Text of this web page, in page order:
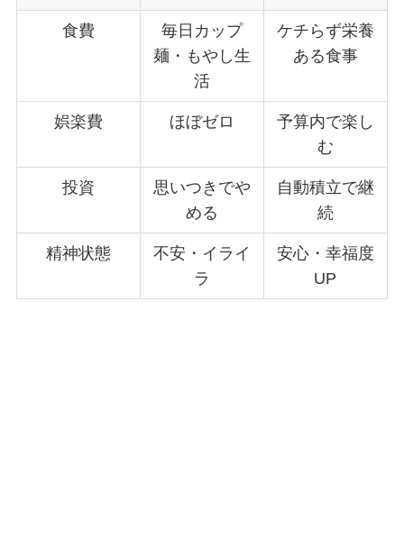
食費
毎日カップ
麺・もやし生
活
ケチらず栄養
ある食事
娯楽費 ほぼゼロ
予算内で楽し
む
投資
思いつきでや
める
自動積立で継
続
精神状態
不安・イライ
ラ
安心・幸福度
UP